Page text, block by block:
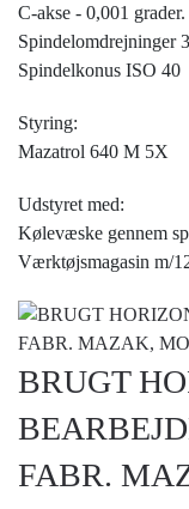
C-akse - 0,001
Spindelomdrejninger
Spindelkonus ISO 40
Styring:
Mazatrol 640 M 5X
Udstyret med:
Kølevæske gennem
Værktøjsmagasin m/
BRUGT
FABR.